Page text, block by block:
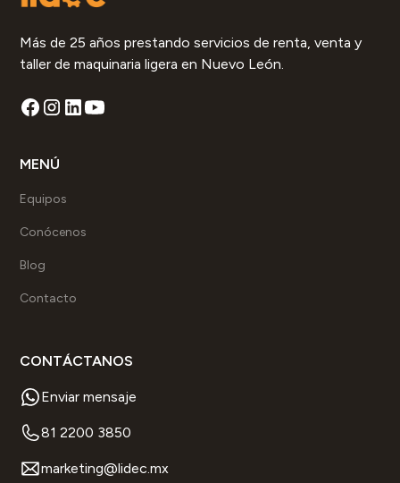
Más de 25 años prestando servicios de renta, venta y
taller de maquinaria ligera en Nuevo León.
MENÚ
Equipos
Conócenos
Blog
Contacto
CONTÁCTANOS
Enviar mensaje
81 2200 3850
marketing@lidec.mx